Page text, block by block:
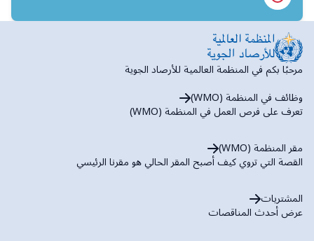
مرحبًا بكم في المنظمة العالمية للأرصاد الجوية
وظائف في المنظمة (WMO)
تعرف على فرص العمل في المنظمة (WMO)
مقر المنظمة (WMO)
القصة التي تروي كيف أصبح المقر الحالي هو مقرنا الرئيسي
المشتريات
عرض أحدث المناقصات